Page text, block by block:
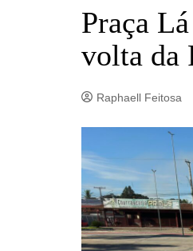
Praça
volta da
Raphaell Feitosa